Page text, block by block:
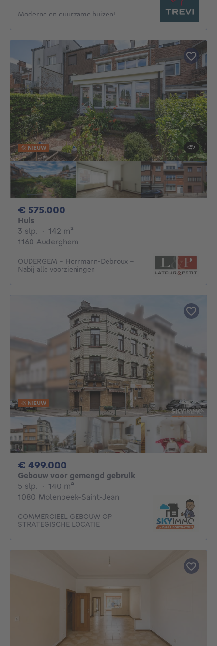
Moderne en duurzame huizen!
NIEUW
€ 575.000
Huis
3 slp. 3 slaapkamers
· 142 m²
1160 Auderghem
OUDERGEM – Herrmann-Debroux –
Nabij alle voorzieningen
NIEUW
€ 499.000
Gebouw voor gemengd gebruik
5 slp. 5 slaapkamers
· 140 m²
1080 Molenbeek-Saint-Jean
COMMERCIEEL GEBOUW OP
STRATEGISCHE LOCATIE